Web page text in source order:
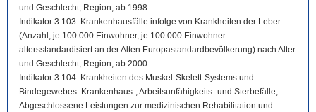
und Geschlecht, Region, ab 1998
Indikator 3.103: Krankenhausfälle infolge von Krankheiten der Leber
(Anzahl, je 100.000 Einwohner, je 100.000 Einwohner
altersstandardisiert an der Alten Europastandardbevölkerung) nach Alter
und Geschlecht, Region, ab 2000
Indikator 3.104: Krankheiten des Muskel-Skelett-Systems und
Bindegewebes: Krankenhaus-, Arbeitsunfähigkeits- und Sterbefälle;
Abgeschlossene Leistungen zur medizinischen Rehabilitation und